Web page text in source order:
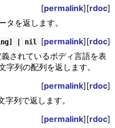
[permalink][rdoc]
タを返します。
| nil [permalink][rdoc]
されているボディ言語を表
字列の配列を返します。
[permalink][rdoc]
列で返します。
[permalink][rdoc]